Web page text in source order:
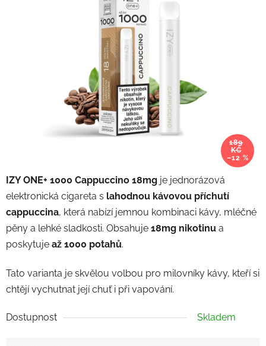
IZY ONE+ 1000 Cappuccino 18mg je jednorázová
elektronická cigareta s lahodnou kávovou příchutí
cappuccina, která nabízí jemnou kombinaci kávy, mléčné
pěny a lehké sladkosti. Obsahuje 18mg nikotinu a
poskytuje až 1000 potahů.
Tato varianta je skvělou volbou pro milovníky kávy, kteří si
chtějí vychutnat její chuť i při vapování.
Dostupnost Skladem
189
KČ
–12 %